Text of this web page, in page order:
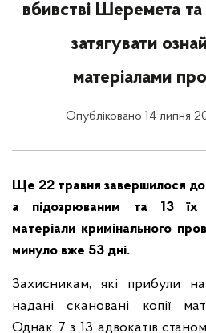
вбивстві Шеремета та
затягувати
матеріалами
Опубліковано 14 липня
Ще 22 травня завершилося
а підозрюваним та 13 їх
матеріали кримінального
минуло вже 53 дні.
Захисникам, які прибули
надані скановані копії
Однак 7 з 13 адвокатів